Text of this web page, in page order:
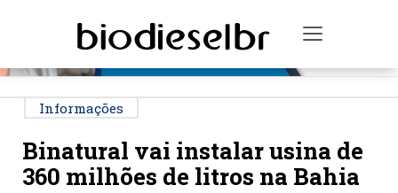
Toggle
Informações
Binatural vai instalar usina de
360 milhões de litros na Bahia